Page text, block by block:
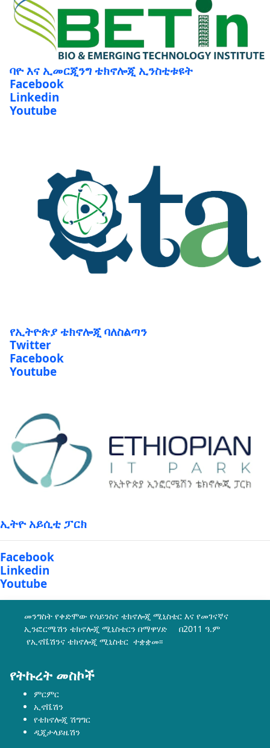
ባዮ እና ኢመርጂንግ ቴክኖሎጂ ኢንስቲቱዩት
Facebook
Linkedin
Youtube
የኢትዮጵያ ቴክኖሎጂ ባለስልጣን
Twitter
Facebook
Youtube
ኢትዮ አይሲቲ ፓርክ
Facebook
Linkedin
Youtube
መንግስት የቀድሞው የሳይንስና ቴክኖሎጂ ሚኒስቴር እና የመገናኛና
ኢንፎርሜሽን ቴክኖሎጂ ሚኒስቴርን በማዋሃድ በ2011 ዓ.ም
የኢኖቬሽንና ቴክኖሎጂ ሚኒስቴር ተቋቋመ፡፡
የትኩረት መስኮች
ምርምር
ኢኖቬሽን
የቴክኖሎጂ ሽግግር
ዲጂታላይዜሽን